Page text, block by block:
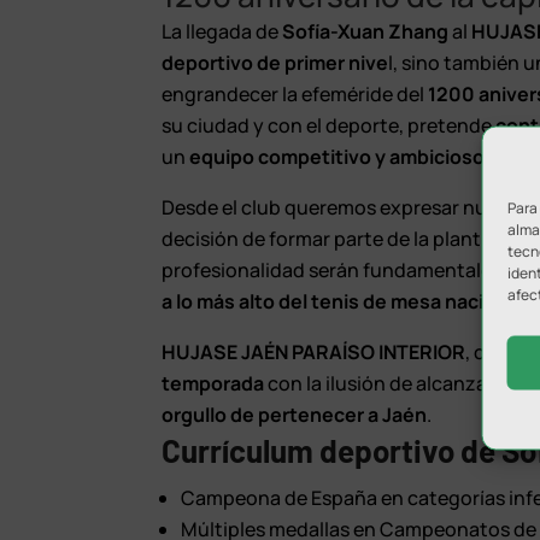
La llegada deSofía-Xuan Zhang al
deportivo de primer nivel, sino también
engrandecer la efeméride del 1200
su ciudad y con el deporte, pretende
unequipo competitivo y ambicioso que
Desde el club queremos expresar
decisión de formar parte de la plantilla de
profesionalidad serán fundamentales
a lo más alto del tenis de mesa nacional.
HUJASE JAÉN PARAÍSO INTERIOR, con
temporadacon la ilusión de alcanzar
orgullo de pertenecer a Jaén.
Currículum deportivo de
Campeona de España en categorías
Múltiples medallas en Campeonatos